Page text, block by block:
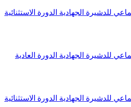
للدشيرة الجهادية الدورة الاستثنائية
للدشيرة الجهادية الدورة العادية
للدشيرة الجهادية الدورة الاستثنائية